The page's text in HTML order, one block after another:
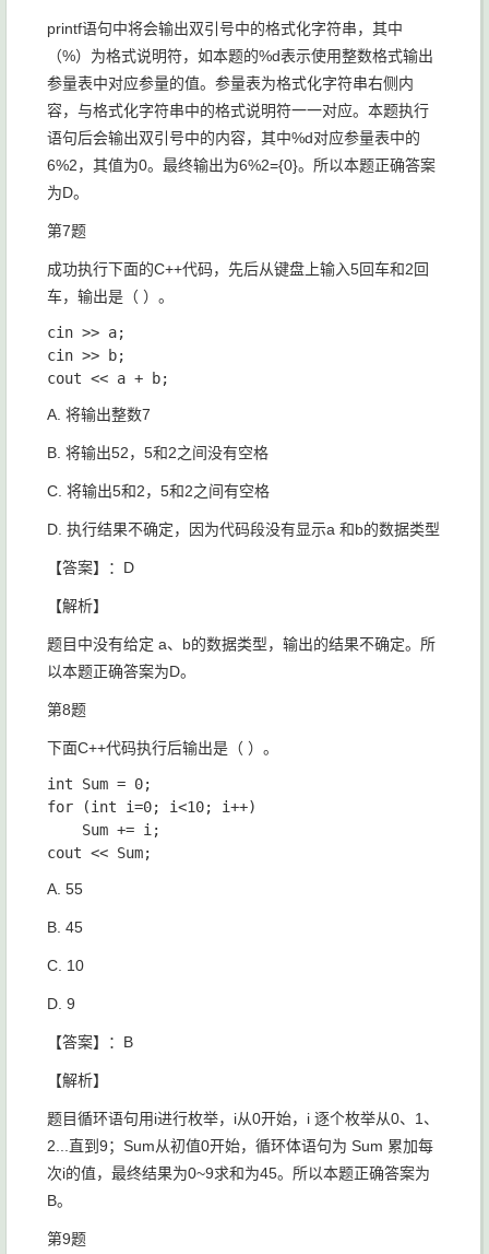
printf语句中将会输出双引号中的格式化字符串，其中
（%）为格式说明符，如本题的%d表示使用整数格式输出
参量表中对应参量的值。参量表为格式化字符串右侧内
容，与格式化字符串中的格式说明符一一对应。本题执行
语句后会输出双引号中的内容，其中%d对应参量表中的
6%2，其值为0。最终输出为6%2={0}。所以本题正确答案
为D。
第7题
成功执行下面的C++代码，先后从键盘上输入5回车和2回
车，输出是（ ）。
cin >> a;
cin >> b;
A. 将输出整数7
B. 将输出52，5和2之间没有空格
C. 将输出5和2，5和2之间有空格
D. 执行结果不确定，因为代码段没有显示a 和b的数据类型
【答案】：D
【解析】
题目中没有给定 a、b的数据类型，输出的结果不确定。所
以本题正确答案为D。
第8题
下面C++代码执行后输出是（ ）。
int Sum = 0;
for (int i=0; i<10; i++)
    Sum += i;
A. 55
B. 45
C. 10
D. 9
【答案】：B
【解析】
题目循环语句用i进行枚举，i从0开始，i 逐个枚举从0、1、
2...直到9；Sum从初值0开始，循环体语句为 Sum 累加每
次i的值，最终结果为0~9求和为45。所以本题正确答案为
B。
第9题